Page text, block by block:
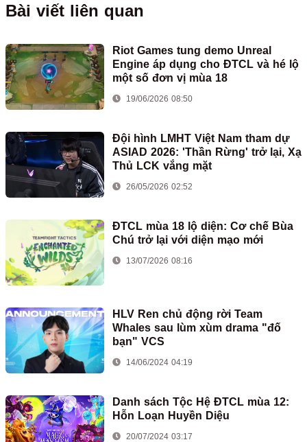
Bài viết liên quan
Riot Games tung demo Unreal
Engine áp dụng cho ĐTCL và hé lộ
một số đơn vị mùa 18
19/06/2026 08:50
Đội hình LMHT Việt Nam tham dự
ASIAD 2026: 'Thần Rừng' trở lại, Xạ
Thủ LCK vắng mặt
26/05/2026 02:52
ĐTCL mùa 18 lộ diện: Cơ chế Bùa
Chú trở lại với diện mạo mới
13/07/2026 08:16
HLV Ren chủ động rời Team
Whales sau lùm xùm drama "đố
bạn" VCS
14/06/2024 04:19
Danh sách Tộc Hệ ĐTCL mùa 12:
Hỗn Loạn Huyền Diệu
20/07/2024 03:17